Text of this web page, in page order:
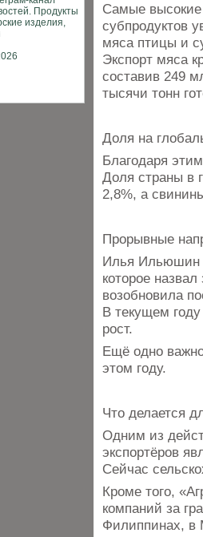
Самые высокие
субпродуктов
мяса птицы и
Экспорт мяса
составив 249
тысячи тонн
Доля на
Благодаря
Доля страны в
2,8%, а
Прорывные
Илья Ильюшин
которое
возобновила
В текущем
рост.
Ещё одно
этом году.
Что делается
Одним из
экспортёров
Сейчас
Кроме того,
компаний за
Филиппинах, в